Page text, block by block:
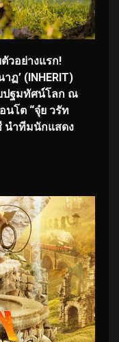
วอย่างแรก!
’ (INHERIT)
ปฐมทัศน์โลก ณ
นโต “จุ๋ย วรัท
นำทีมนักแสดง